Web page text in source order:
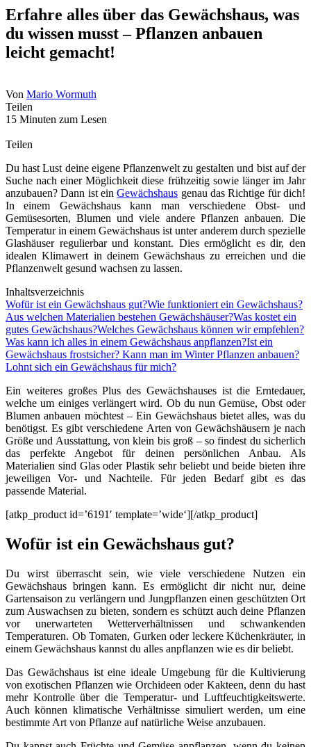
Erfahre alles über das Gewächshaus, was
du wissen musst – Pflanzen anbauen
leicht gemacht!
Von Mario Wormuth
Teilen
15 Minuten zum Lesen
Teilen
Du hast Lust deine eigene Pflanzenwelt zu gestalten und bist auf der
Suche nach einer Möglichkeit diese frühzeitig sowie länger im Jahr
anzubauen? Dann ist einGewächshaus genau das Richtige für dich!
In einem Gewächshaus kann man verschiedene Obst- und
Gemüsesorten, Blumen und viele andere Pflanzen anbauen. Die
Temperatur in einem Gewächshaus ist unter anderem durch spezielle
Glashäuser regulierbar und konstant. Dies ermöglicht es dir, den
idealen Klimawert in deinem Gewächshaus zu erreichen und die
Pflanzenwelt gesund wachsen zu lassen.
Inhaltsverzeichnis
Wofür ist ein Gewächshaus gut?Wie funktioniert ein Gewächshaus?
Aus welchen Materialien bestehen Gewächshäuser?Was kostet ein
gutes Gewächshaus?Welches Gewächshaus können wir empfehlen?
Was kann ich alles in einem Gewächshaus anpflanzen?Ist ein
Gewächshaus frostsicher? Kann man im Winter Pflanzen anbauen?
Lohnt sich ein Gewächshaus für mich?
Ein weiteres großes Plus des Gewächshauses ist die Erntedauer,
welche um einiges verlängert wird. Ob du nun Gemüse, Obst oder
Blumen anbauen möchtest – Ein Gewächshaus bietet alles, was du
benötigst. Es gibt verschiedene Arten von Gewächshäusern je nach
Größe und Ausstattung, von klein bis groß – so findest du sicherlich
das perfekte Angebot für deinen persönlichen Anbau. Als
Materialien sind Glas oder Plastik sehr beliebt und beide bieten ihre
jeweiligen Vor- und Nachteile. Für jeden Bedarf gibt es das
passende Material.
[atkp_product id=’6191′ template=’wide‘][/atkp_product]
Wofür ist ein Gewächshaus gut?
Du wirst überrascht sein, wie viele verschiedene Nutzen ein
Gewächshaus bringen kann. Es ermöglicht dir nicht nur, deine
Gartensaison zu verlängern und Jungpflanzen einen geschützten Ort
zum Auswachsen zu bieten, sondern es schützt auch deine Pflanzen
vor unerwarteten Wetterverhältnissen und schwankenden
Temperaturen. Ob Tomaten, Gurken oder leckere Küchenkräuter, in
einem Gewächshaus kannst du alles anpflanzen wie es dir beliebt.
Das Gewächshaus ist eine ideale Umgebung für die Kultivierung
von exotischen Pflanzen wie Orchideen oder Kakteen, denn du hast
mehr Kontrolle über die Temperatur- und Luftfeuchtigkeitswerte.
Auch können klimatische Verhältnisse simuliert werden, um eine
bestimmte Art von Pflanze auf natürliche Weise anzubauen.